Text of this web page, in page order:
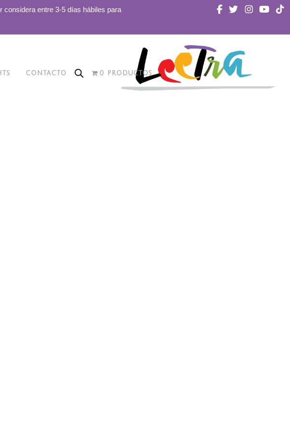
considera entre 3-5 días hábiles para
CONTACTO 0 PRODUCTOS